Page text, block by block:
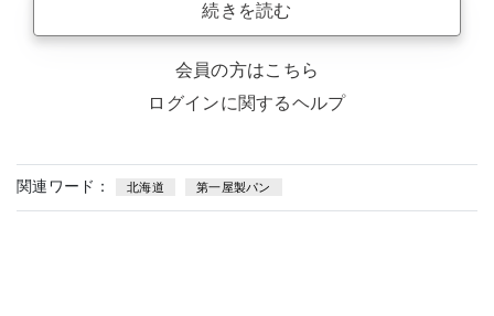
続きを読む
会員の方はこちら
ログインに関するヘルプ
関連ワード： 北海道 第一屋製パン